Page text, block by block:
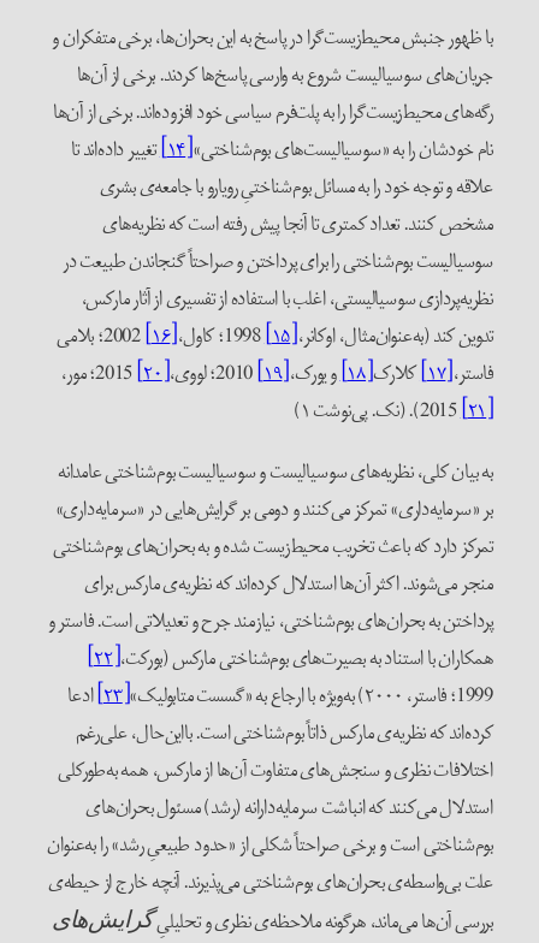
ظهور جنبش محیط‌زیست‌گرا در پاسخ به این بحران‌ها، برخی متفکران و
سوسیالیست شروع به وارسی پاسخ‌ها کردند. برخی از آن‌ها
محیط‌زیست‌گرا را به پلت‌فرم سیاسی خود افزوده‌اند. برخی از آن‌ها
خودشان را به «سوسیالیست‌های بوم‌شناختی»[۱۴]
تغییر داده‌اند تا
و توجه خود را به مسائل بوم‌شناختیِ رویارو با جامعه‌ی بشری
کنند. تعداد کمتری تا آنجا پیش رفته است که نظریه‌های
بوم‌شناختی را برای پرداختن و صراحتاً گنجاندن طبیعت در
سوسیالیستی، اغلب با استفاده از تفسیری از آثار مارکس،
کند (به‌عنوان‌مثال، اوکانر،[۱۵] 1998؛ کاول، [۱۶]
2002؛ بلامی
کلارک[۱۸] و یورک،[۱۹] 2010؛ لووی، [۲۰]
2015؛ مور،
بیان کلی، نظریه‌های سوسیالیست و سوسیالیست بوم‌شناختی عامدانه
«سرمایه‌داری» تمرکز می‌کنند و دومی بر گرایش‌هایی در «سرمایه‌داری»
دارد که باعث تخریب محیط‌زیست شده و به بحران‌های بوم‌شناختی
می‌شوند. اکثر آن‌ها استدلال کرده‌اند که نظریه‌ی مارکس برای
به بحران‌های بوم‌شناختی، نیازمند جرح و تعدیلاتی است. فاستر و
با استناد به بصیرت‌های بوم‌شناختی مارکس (بورکت،[۲۲]
[۲۳]
ادعا
که نظریه‌ی مارکس ذاتاً بوم‌شناختی است. بااین‌حال، علی‌رغم
نظری و سنجش‌های متفاوت آن‌ها از مارکس، همه به‌طورکلی
می‌کنند که انباشت سرمایه‌دارانه (رشد) مسئول بحران‌های
است و برخی صراحتاً شکلی از «حدود طبیعیِ رشد» را به‌عنوان
بی‌واسطه‌ی بحران‌های بوم‌شناختی می‌پذیرند. آنچه خارج از حیطه‌ی
آن‌ها می‌ماند، هرگونه ملاحظه‌ی نظری و تحلیلیِگرایش‌های